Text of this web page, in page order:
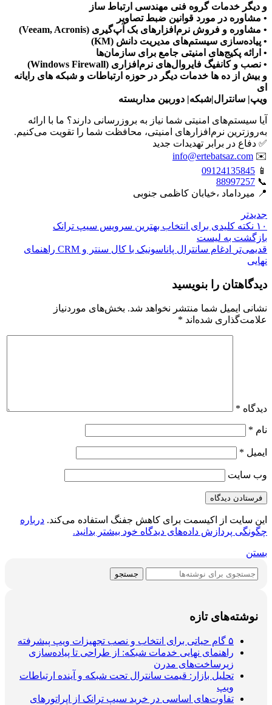
و دیگر خدمات گروه فنی مهندسی ارتباط ساز
• مشاوره در مورد قوانین ضبط تصاویر
• مشاوره و فروش نرم‌افزارهای بک آپ‌گیری (Veeam, Acronis)
• پیاده‌سازی سیستم‌های مدیریت دانش (KM)
• ارائه پکیج‌های امنیتی جامع برای سازمان‌ها
• نصب و کانفیگ فایروال‌های نرم‌افزاری (Windows Firewall)
و بیش از ده ها خدمات دیگر در حوزه ارتباطات و شبکه های رایانه
ای
ویپ| سانترال|شبکه| دوربین مداربسته
آیا سیستم‌های امنیتی شما نیاز به بروزرسانی دارند؟ ما با ارائه
به‌روزترین نرم‌افزارهای امنیتی، محافظت شما را تقویت می‌کنیم.
✅ دفاع در برابر تهدیدات جدید
✉️
info@ertebatsaz.com
📱
09124135845
📞
88997257
📍 میرداماد ،خیابان کاظمی جنوبی
جدیدتر
۱۰ نکته کلیدی برای انتخاب بهترین سرویس سیپ ترانک
بازگشت بە لیست
قدیمی‌تر
ادغام سانترال پاناسونیک با کال سنتر و CRM راهنمای
نهایی
دیدگاهتان را بنویسید
نشانی ایمیل شما منتشر نخواهد شد. بخش‌های موردنیاز
علامت‌گذاری شده‌اند *
دیدگاه *
نام *
ایمیل *
وب‌ سایت
این سایت از اکیسمت برای کاهش جفنگ استفاده می‌کند. درباره
چگونگی پردازش داده‌های دیدگاه خود بیشتر بدانید.
بستن
جستجو
نوشته‌های تازه
۵ گام حیاتی برای انتخاب و نصب تجهیزات ویپ پیشرفته
راهنمای نهایی خدمات شبکه: از طراحی تا پیاده‌سازی
زیرساخت‌های مدرن
تحلیل بازار: قیمت سانترال تحت شبکه و آینده ارتباطات
ویپ
تفاوت‌های اساسی در خرید سیپ ترانک از اپراتورهای